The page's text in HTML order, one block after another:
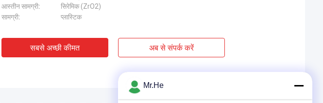
आस्तीन सामग्री:
सिरेमिक (ZrO2)
सामग्री:
प्लास्टिक
सबसे अच्छी कीमत अब से संपर्क करें
Mr.He